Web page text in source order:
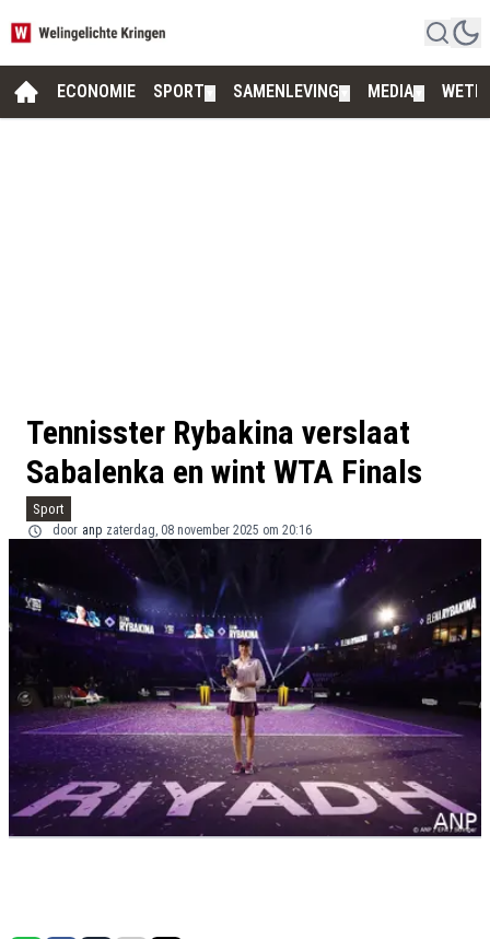
ECONOMIE SPORT SAMENLEVING MEDIA
Tennisster Rybakina verslaat
Sabalenka en wint WTA Finals
Sport
door anp zaterdag, 08 november 2025 om 20:16